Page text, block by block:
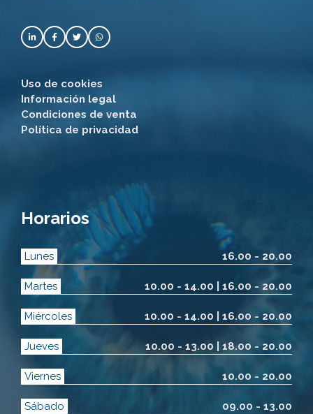
Uso de cookies
Información legal
Condiciones de venta
Política de privacidad
Horarios
Lunes 16.00 - 20.00
Martes 10.00 - 14.00 | 16.00 - 20.00
Miércoles 10.00 - 14.00 | 16.00 - 20.00
Jueves 10.00 - 13.00 | 18.00 - 20.00
Viernes 10.00 - 20.00
Sábado 09.00 - 13.00